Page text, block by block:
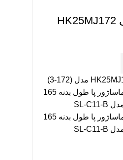
تایمر مکانیکی HK25MJ172